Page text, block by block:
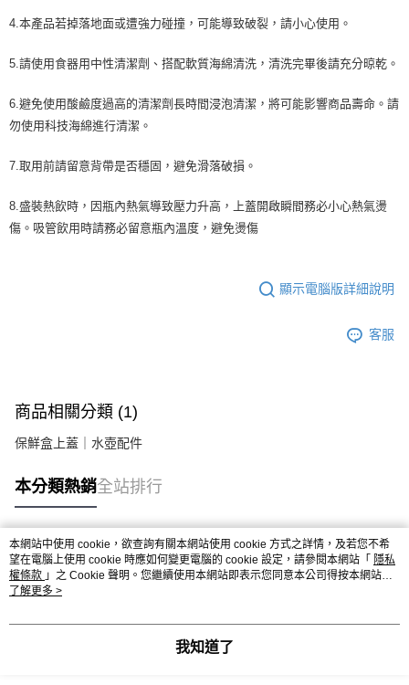
4.本產品若掉落地面或遭強力碰撞，可能導致破裂，請小心使用。
5.請使用食器用中性清潔劑、搭配軟質海綿清洗，清洗完畢後請充分晾乾。
6.避免使用酸鹼度過高的清潔劑長時間浸泡清潔，將可能影響商品壽命。請
勿使用科技海綿進行清潔。
7.取用前請留意背帶是否穩固，避免滑落破損。
8.盛裝熱飲時，因瓶內熱氣導致壓力升高，上蓋開啟瞬間務必小心熱氣燙
傷。吸管飲用時請務必留意瓶內溫度，避免燙傷
顯示電腦版詳細說明
客服
商品相關分類 (1)
保鮮盒上蓋｜水壺配件
本分類熱銷全站排行
熱門標籤
本網站中使用 cookie，欲查詢有關本網站使用 cookie 方式之詳情，及若您不希
望在電腦上使用 cookie 時應如何變更電腦的 cookie 設定，請參閱本網站「 隱私
權條款 」之 Cookie 聲明。您繼續使用本網站即表示您同意本公司得按本網站使
用條款之 Cookie 聲明使用 cookie。
了解更多 >
我知道了